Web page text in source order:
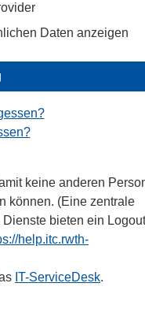
Daten anzeigen
keine anderen
können. (Eine zentrale
bieten ein
help.itc.rwth-
IT-ServiceDesk.